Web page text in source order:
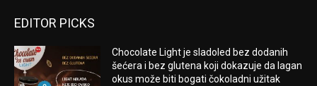
EDITOR PICKS
Chocolate Light je sladoled bez dodanih
šećera i bez glutena koji dokazuje da lagan
okus može biti bogati čokoladni užitak